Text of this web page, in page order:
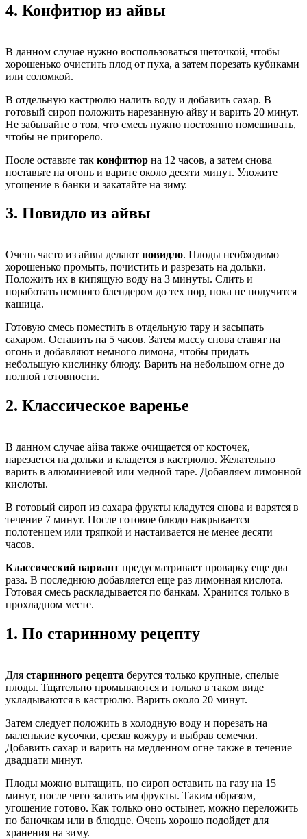
4. Конфитюр из айвы
В данном случае нужно воспользоваться щеточкой, чтобы
хорошенько очистить плод от пуха, а затем порезать кубиками
или соломкой.
В отдельную кастрюлю налить воду и добавить сахар. В
готовый сироп положить нарезанную айву и варить 20 минут.
Не забывайте о том, что смесь нужно постоянно помешивать,
чтобы не пригорело.
После оставьте так конфитюр на 12 часов, а затем снова
поставьте на огонь и варите около десяти минут. Уложите
угощение в банки и закатайте на зиму.
3. Повидло из айвы
Очень часто из айвы делают повидло. Плоды необходимо
хорошенько промыть, почистить и разрезать на дольки.
Положить их в кипящую воду на 3 минуты. Слить и
поработать немного блендером до тех пор, пока не получится
кашица.
Готовую смесь поместить в отдельную тару и засыпать
сахаром. Оставить на 5 часов. Затем массу снова ставят на
огонь и добавляют немного лимона, чтобы придать
небольшую кислинку блюду. Варить на небольшом огне до
полной готовности.
2. Классическое варенье
В данном случае айва также очищается от косточек,
нарезается на дольки и кладется в кастрюлю. Желательно
варить в алюминиевой или медной таре. Добавляем лимонной
кислоты.
В готовый сироп из сахара фрукты кладутся снова и варятся в
течение 7 минут. После готовое блюдо накрывается
полотенцем или тряпкой и настаивается не менее десяти
часов.
Классический вариант предусматривает проварку еще два
раза. В последнюю добавляется еще раз лимонная кислота.
Готовая смесь раскладывается по банкам. Хранится только в
прохладном месте.
1. По старинному рецепту
Для старинного рецепта берутся только крупные, спелые
плоды. Тщательно промываются и только в таком виде
укладываются в кастрюлю. Варить около 20 минут.
Затем следует положить в холодную воду и порезать на
маленькие кусочки, срезав кожуру и выбрав семечки.
Добавить сахар и варить на медленном огне также в течение
двадцати минут.
Плоды можно вытащить, но сироп оставить на газу на 15
минут, после чего залить им фрукты. Таким образом,
угощение готово. Как только оно остынет, можно переложить
по баночкам или в блюдце. Очень хорошо подойдет для
хранения на зиму.